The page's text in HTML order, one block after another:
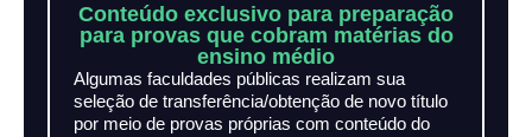
Conteúdo exclusivo para preparação
para provas que cobram matérias do
ensino médio
Algumas faculdades públicas realizam sua
seleção de transferência/obtenção de novo título
por meio de provas próprias com conteúdo do